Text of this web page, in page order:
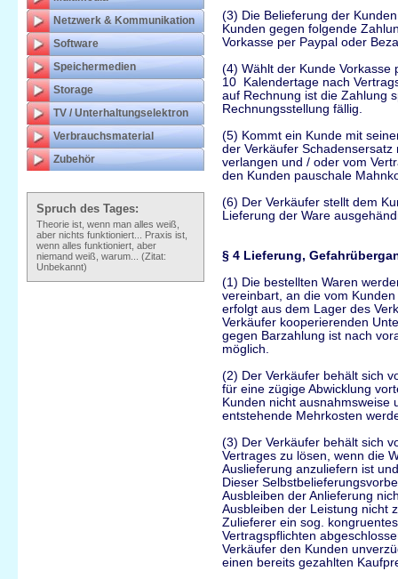
(3) Die Belieferung der
Kunden gegen folgende
Vorkasse per Paypal oder
(4) Wählt der Kunde
10 Kalendertage nach
auf Rechnung ist die Zahlung
Rechnungsstellung fällig.
(5) Kommt ein Kunde mit
der Verkäufer
verlangen und / oder vom
den Kunden pauschale
(6) Der Verkäufer stellt dem
Lieferung der Ware
§ 4 Lieferung,
(1) Die bestellten Waren
vereinbart, an die vom
erfolgt aus dem Lager des
Verkäufer kooperierenden
gegen Barzahlung ist nach
möglich.
(2) Der Verkäufer behält sich
für eine zügige Abwicklung
Kunden nicht ausnahmsweise
entstehende Mehrkosten
(3) Der Verkäufer behält sich
Vertrages zu lösen, wenn die
Auslieferung anzuliefern ist
Dieser
Ausbleiben der Anlieferung
Ausbleiben der Leistung nicht
Zulieferer ein sog.
Vertragspflichten
Verkäufer den Kunden
einen bereits gezahlten
Netzwerk & Kommunikation
Software
Speichermedien
Storage
TV / Unterhaltungselektron
Verbrauchsmaterial
Zubehör
Spruch des Tages:
Theorie ist, wenn man alles weiß,
aber nichts funktioniert... Praxis ist,
wenn alles funktioniert, aber
niemand weiß, warum... (Zitat:
Unbekannt)